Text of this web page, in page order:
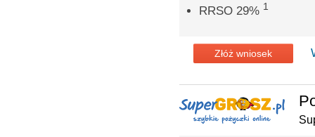
RRSO 29% 1
Złóż wniosek